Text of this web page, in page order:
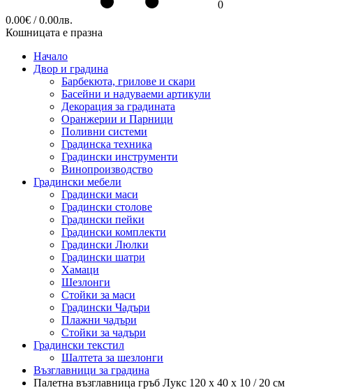
0
0.00€ / 0.00лв.
Кошницата е празна
Начало
Двор и градина
Барбекюта, грилове и скари
Басейни и надуваеми артикули
Декорация за градината
Оранжерии и Парници
Поливни системи
Градинска техника
Градински инструменти
Винопроизводство
Градински мебели
Градински маси
Градински столове
Градински пейки
Градински комплекти
Градински Люлки
Градински шатри
Хамаци
Шезлонги
Стойки за маси
Градински Чадъри
Плажни чадъри
Стойки за чадъри
Градински текстил
Шалтета за шезлонги
Възглавници за градина
Палетна възглавница гръб Лукс 120 х 40 х 10 / 20 см